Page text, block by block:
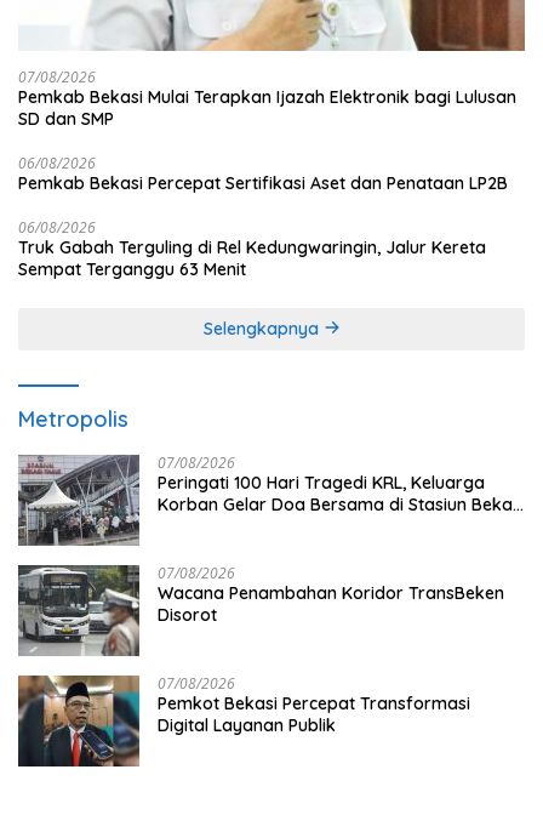
07/08/2026
Pemkab Bekasi Mulai Terapkan Ijazah Elektronik bagi Lulusan
SD dan SMP
06/08/2026
Pemkab Bekasi Percepat Sertifikasi Aset dan Penataan LP2B
06/08/2026
Truk Gabah Terguling di Rel Kedungwaringin, Jalur Kereta
Sempat Terganggu 63 Menit
Selengkapnya
Metropolis
07/08/2026
Peringati 100 Hari Tragedi KRL, Keluarga
Korban Gelar Doa Bersama di Stasiun Bekasi
07/08/2026
Wacana Penambahan Koridor TransBeken
Disorot
07/08/2026
Pemkot Bekasi Percepat Transformasi
Digital Layanan Publik